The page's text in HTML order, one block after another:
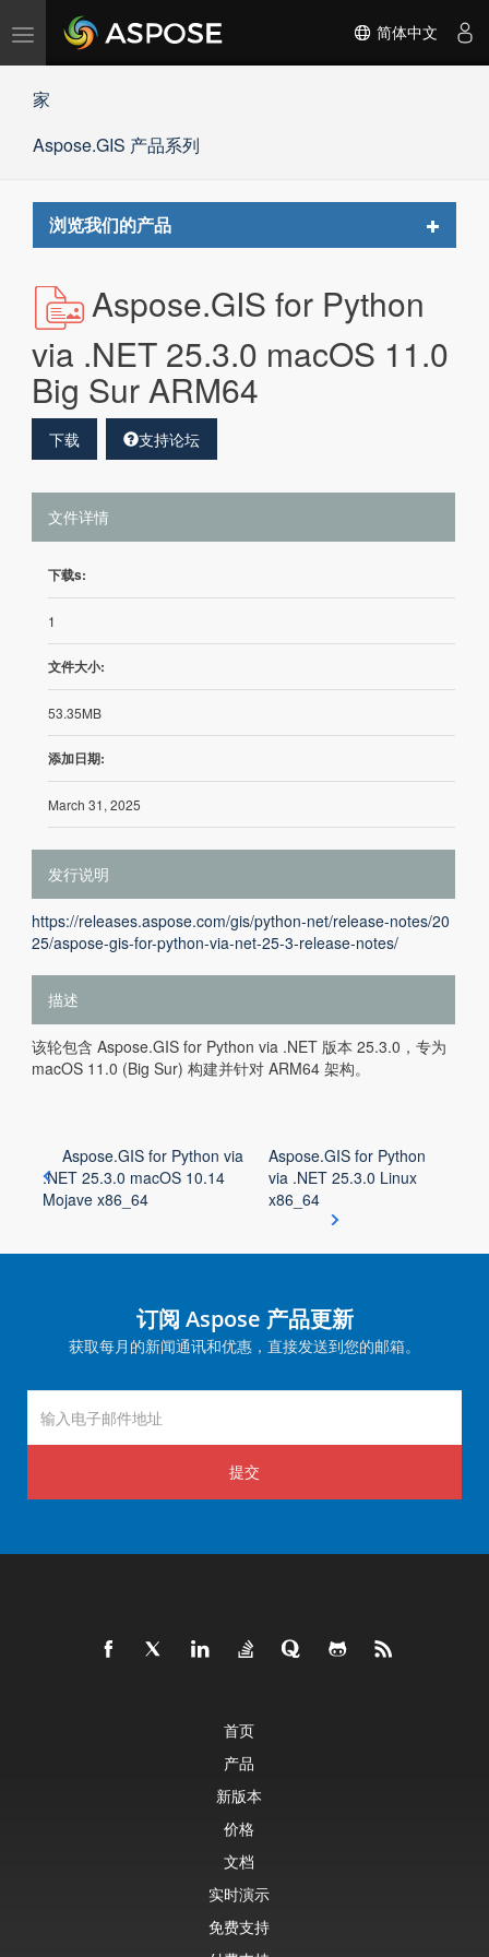
切
航
简体中文
家
Aspose.GIS 产品系列
浏览我们的产品
Toggle
Aspose.GIS for Python
via .NET 25.3.0 macOS 11.0
Big Sur ARM64
下载 支持论坛
文件详情
下载s:
1
文件大小:
53.35MB
添加日期:
March 31, 2025
发行说明
https://releases.aspose.com/gis/python-net/release-notes/20
25/aspose-gis-for-python-via-net-25-3-release-notes/
描述
该轮包含 Aspose.GIS for Python via .NET 版本 25.3.0，专为
macOS 11.0 (Big Sur) 构建并针对 ARM64 架构。
Aspose.GIS for Python via
.NET 25.3.0 macOS 10.14
Mojave x86_64
Aspose.GIS for Python
via .NET 25.3.0 Linux
x86_64
订阅 Aspose 产品更新
获取每月的新闻通讯和优惠，直接发送到您的邮箱。
提交
首页
产品
新版本
价格
文档
实时演示
免费支持